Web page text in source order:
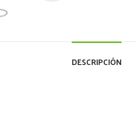
DESCRIPCIÓN